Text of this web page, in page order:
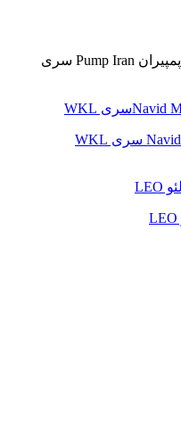
الکتروپمپ فشار قوی طبقاتی پمپیران Pump Iran سری